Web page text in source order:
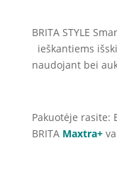
BRITA STYLE
ieškantiems
naudojant bei
Pakuotėje rasite:
BRITA Maxtra+